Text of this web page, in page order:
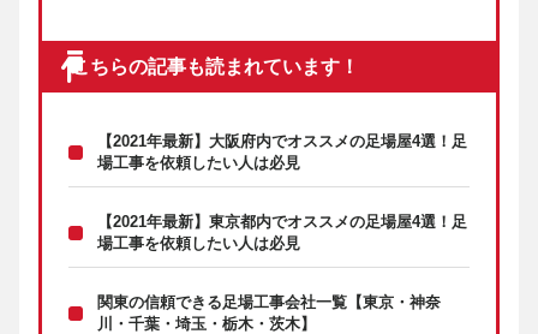
こちらの記事も読まれています！
【2021年最新】大阪府内でオススメの足場屋4選！足
場工事を依頼したい人は必見
【2021年最新】東京都内でオススメの足場屋4選！足
場工事を依頼したい人は必見
関東の信頼できる足場工事会社一覧【東京・神奈
川・千葉・埼玉・栃木・茨木】